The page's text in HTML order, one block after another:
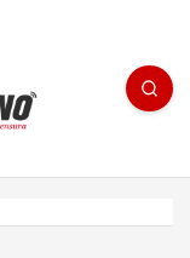
noticias/editorial